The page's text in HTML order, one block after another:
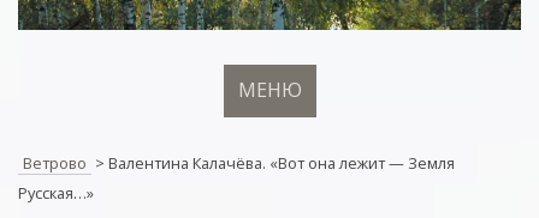
МЕНЮ
Ветрово > Валентина Калачёва. «Вот она лежит — Земля
Русская…»